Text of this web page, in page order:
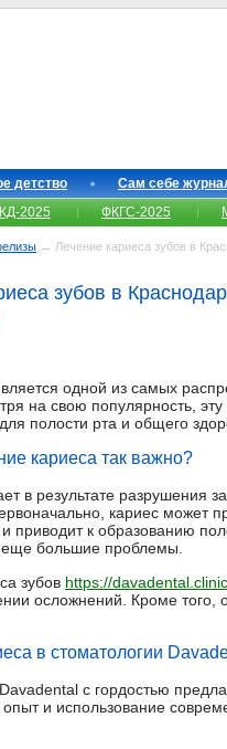
детство Сам себе
2025 ФКГС-2025
→ Лечение кариеса зубов в
зубов в
одной из самых
на свою популярность,
полости рта и общего
кариеса так важно?
в результате разрушения
кариес может
и приводит к образованию
большие проблемы.
зубов https://
осложнений. Кроме того,
в стоматологии
с гордостью
и использование